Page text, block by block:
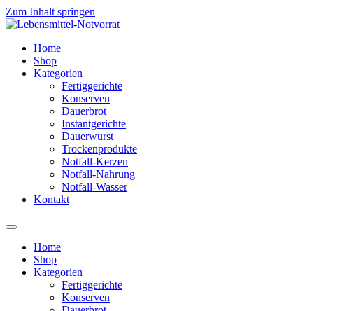
Zum Inhalt springen
Home
Shop
Kategorien
Fertiggerichte
Konserven
Dauerbrot
Instantgerichte
Dauerwurst
Trockenprodukte
Notfall-Kerzen
Notfall-Nahrung
Notfall-Wasser
Kontakt
Home
Shop
Kategorien
Fertiggerichte
Konserven